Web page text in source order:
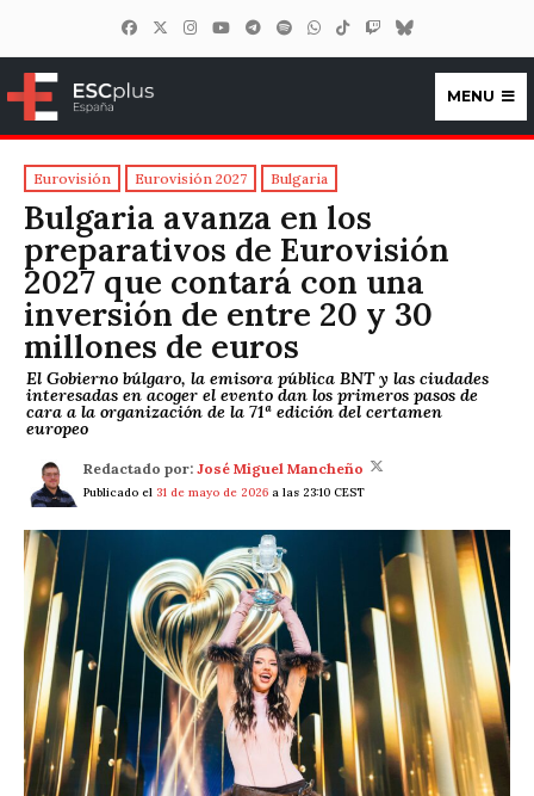
ESCplus España
MENU
Eurovisión Eurovisión 2027 Bulgaria
Bulgaria avanza en los
preparativos de Eurovisión
2027 que contará con una
inversión de entre 20 y 30
millones de euros
El Gobierno búlgaro, la emisora pública BNT y las ciudades
interesadas en acoger el evento dan los primeros pasos de
cara a la organización de la 71ª edición del certamen
europeo
Redactado por: José Miguel Mancheño
Publicado el 31 de mayo de 2026 a las 23:10 CEST